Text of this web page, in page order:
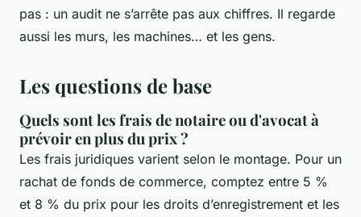
pas : un audit ne s’arrête pas aux chiffres. Il regarde
aussi les murs, les machines… et les gens.
Les questions de base
Quels sont les frais de notaire ou d'avocat à
prévoir en plus du prix ?
Les frais juridiques varient selon le montage. Pour un
rachat de fonds de commerce, comptez entre 5 %
et 8 % du prix pour les droits d’enregistrement et les